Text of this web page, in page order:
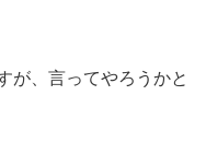
が、言ってやろうかと